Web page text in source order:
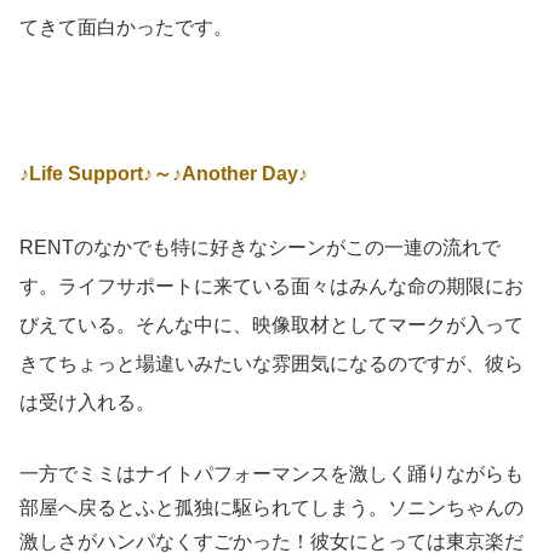
てきて面白かったです。
♪Life Support♪～♪Another Day♪
RENTのなかでも特に好きなシーンがこの一連の流れで
す。ライフサポートに来ている面々はみんな命の期限にお
びえている。そんな中に、映像取材としてマークが入って
きてちょっと場違いみたいな雰囲気になるのですが、彼ら
は受け入れる。
一方でミミはナイトパフォーマンスを激しく踊りながらも
部屋へ戻るとふと孤独に駆られてしまう。ソニンちゃんの
激しさがハンパなくすごかった！彼女にとっては東京楽だ